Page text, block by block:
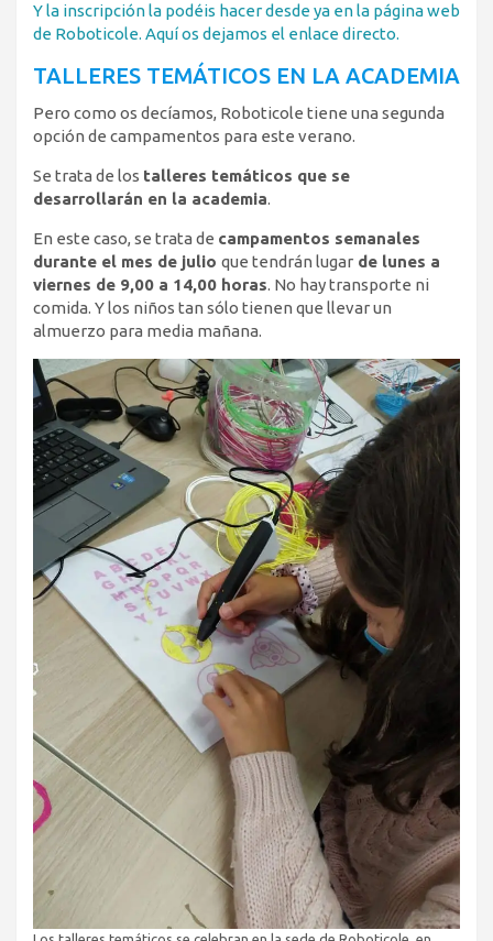
Y la inscripción la podéis hacer desde ya en la página web
de Roboticole. Aquí os dejamos el enlace directo.
TALLERES TEMÁTICOS EN LA ACADEMIA
Pero como os decíamos, Roboticole tiene una segunda
opción de campamentos para este verano.
Se trata de los talleres temáticos que se
desarrollarán en la academia.
En este caso, se trata de campamentos semanales
durante el mes de julio que tendrán lugar de lunes a
viernes de 9,00 a 14,00 horas. No hay transporte ni
comida. Y los niños tan sólo tienen que llevar un
almuerzo para media mañana.